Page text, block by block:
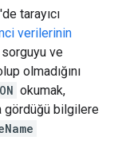
tarayıcı
verilerinin
sorguyu ve
olmadığını
okumak,
gördüğü bilgilere